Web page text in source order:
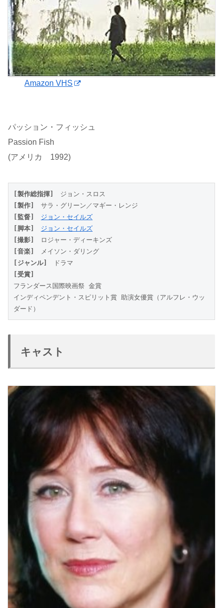
Amazon VHS
パッション・フィッシュ
Passion Fish
(アメリカ 1992)
[製作総指揮]
ジョン・スロス
[製作]
サラ・グリーン／マギー・レンジ
[監督]
ジョン・セイルズ
[脚本]
ジョン・セイルズ
[撮影]
ロジャー・ディーキンズ
[音楽]
メイソン・ダリング
[ジャンル]
ドラマ
[受賞]
フランダース国際映画祭 金賞
インディペンデント・スピリット賞 助演女優賞（アルフレ・ウッ
ダード）
キャスト